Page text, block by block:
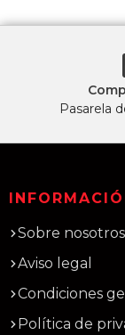
Pasarela
Sobre nosotros
Aviso legal
Condiciones
Política de